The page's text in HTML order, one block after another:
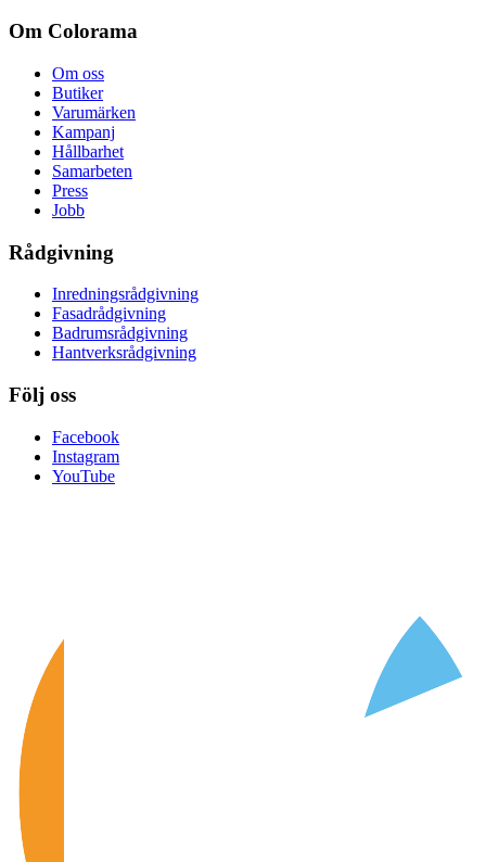
Om Colorama
Om oss
Butiker
Varumärken
Kampanj
Hållbarhet
Samarbeten
Press
Jobb
Rådgivning
Inredningsrådgivning
Fasadrådgivning
Badrumsrådgivning
Hantverksrådgivning
Följ oss
Facebook
Instagram
YouTube